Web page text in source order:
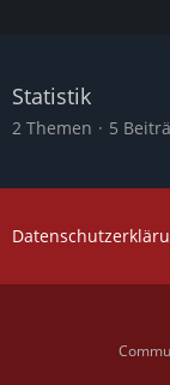
Statistik
2 Themen 5